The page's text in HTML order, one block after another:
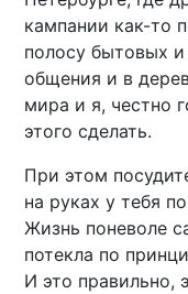
кампании как-то
полосу бытовых
общения и в
мира и я, честно
этого сделать.
При этом
на руках у тебя
Жизнь поневоле
потекла по
И это правильно,